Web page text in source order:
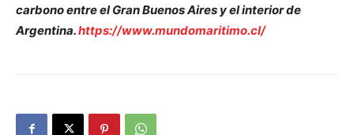
carbono entre el Gran Buenos Aires y el interior de
Argentina.https://www.mundomaritimo.cl/